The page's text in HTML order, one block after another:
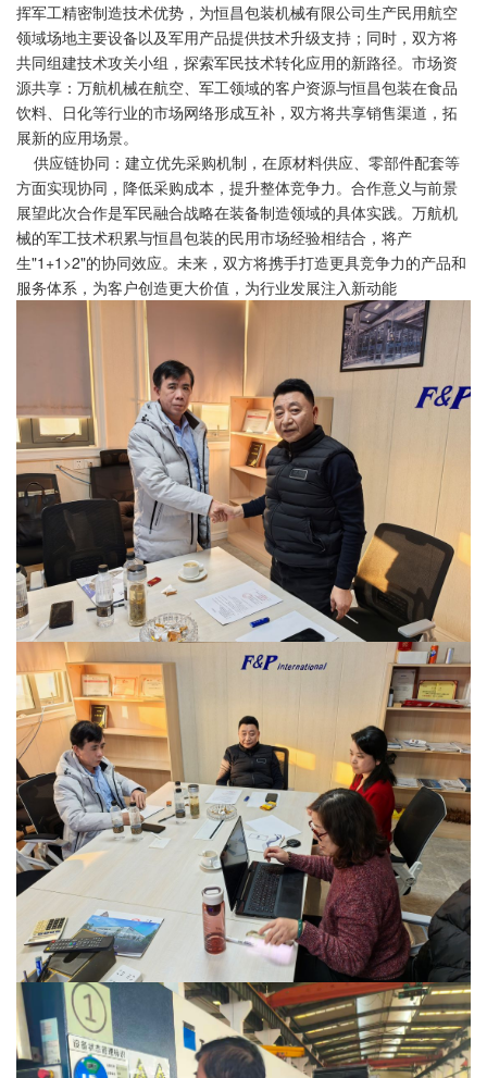
挥军工精密制造技术优势，为恒昌包装机械有限公司生产民用航空
领域场地主要设备以及军用产品提供技术升级支持；同时，双方将
共同组建技术攻关小组，探索军民技术转化应用的新路径。市场资
源共享：万航机械在航空、军工领域的客户资源与恒昌包装在食品
饮料、日化等行业的市场网络形成互补，双方将共享销售渠道，拓
展新的应用场景。
供应链协同：建立优先采购机制，在原材料供应、零部件配套等
方面实现协同，降低采购成本，提升整体竞争力。合作意义与前景
展望此次合作是军民融合战略在装备制造领域的具体实践。万航机
械的军工技术积累与恒昌包装的民用市场经验相结合，将产
生"1+1>2"的协同效应。未来，双方将携手打造更具竞争力的产品和
服务体系，为客户创造更大价值，为行业发展注入新动能